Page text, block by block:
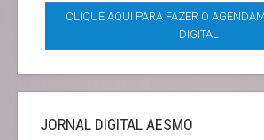
CLIQUE AQUI PARA FAZER O
DIGITAL
JORNAL DIGITAL AESMO